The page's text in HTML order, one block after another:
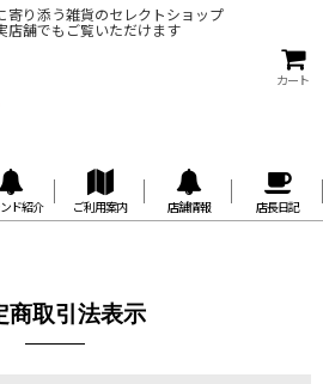
り添う雑貨のセレクトショップ
もご覧いただけます
カート
ド紹介 ご利用案内 店舗情報 店長日記
商取引法表示